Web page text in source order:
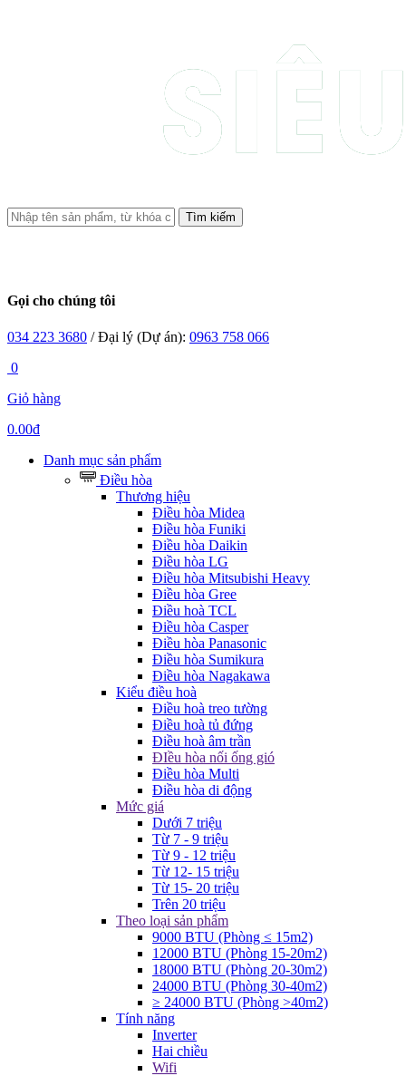
Tìm kiếm
Gọi cho chúng tôi
034 223 3680 / Đại lý (Dự án): 0963 758 066
0
Giỏ hàng
0.00đ
Danh mục sản phẩm
Điều hòa
Thương hiệu
Điều hòa Midea
Điều hòa Funiki
Điều hòa Daikin
Điều hòa LG
Điều hòa Mitsubishi Heavy
Điều hòa Gree
Điều hoà TCL
Điều hòa Casper
Điều hòa Panasonic
Điều hòa Sumikura
Điều hòa Nagakawa
Kiểu điều hoà
Điều hoà treo tường
Điều hoà tủ đứng
Điều hoà âm trần
ĐIều hòa nối ống gió
Điều hòa Multi
Điều hòa di động
Mức giá
Dưới 7 triệu
Từ 7 - 9 triệu
Từ 9 - 12 triệu
Từ 12- 15 triệu
Từ 15- 20 triệu
Trên 20 triệu
Theo loại sản phẩm
9000 BTU (Phòng ≤ 15m2)
12000 BTU (Phòng 15-20m2)
18000 BTU (Phòng 20-30m2)
24000 BTU (Phòng 30-40m2)
≥ 24000 BTU (Phòng >40m2)
Tính năng
Inverter
Hai chiều
Wifi